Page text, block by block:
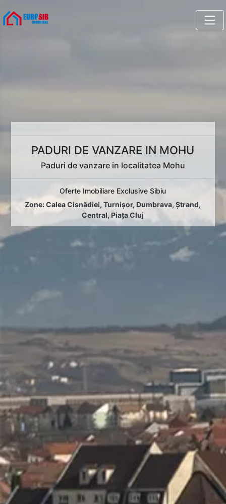
PADURI DE VANZARE IN MOHU
Paduri de vanzare in localitatea Mohu
Oferte Imobiliare Exclusive Sibiu
Zone:Calea Cisnădiei,Turnișor, Dumbrava,Ștrand,
Central,Piața Cluj